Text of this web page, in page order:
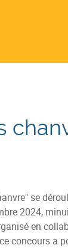
se
2024,
en
concours a